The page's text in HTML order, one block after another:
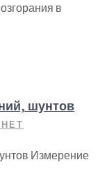
в
шунтов
Измерение